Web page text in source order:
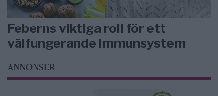
Feberns viktiga roll för ett
välfungerande immunsystem
ANNONSER